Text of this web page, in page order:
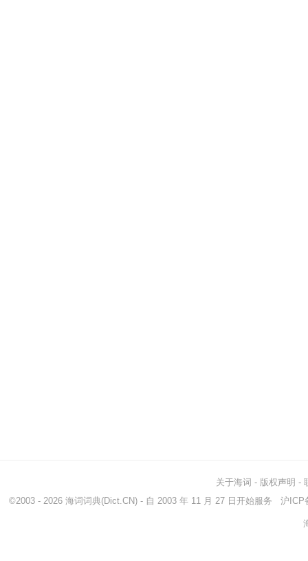
关于海词 - 版权声明 -
©2003 - 2026 海词词典(Dict.CN) - 自 2003 年 11 月 27 日开始服务 沪ICP